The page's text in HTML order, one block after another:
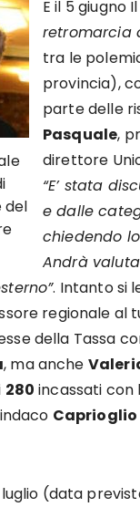
del
E il 5 giugno
retromarcia
tra le
provincia),
parte delle
Pasquale,
direttore
“E’ stata
e dalle
chiedendo
Andrà
. Intanto si
regionale al
della Tassa
, ma anche
280 incassati con
Caprioglio
(data